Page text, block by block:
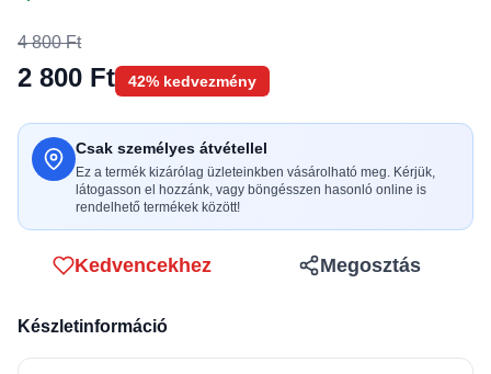
4 800 Ft
2 800 Ft 42% kedvezmény
Csak személyes átvétellel
Ez a termék kizárólag üzleteinkben vásárolható meg. Kérjük,
látogasson el hozzánk, vagy böngésszen hasonló online is
rendelhető termékek között!
Kedvencekhez Megosztás
Készletinformáció